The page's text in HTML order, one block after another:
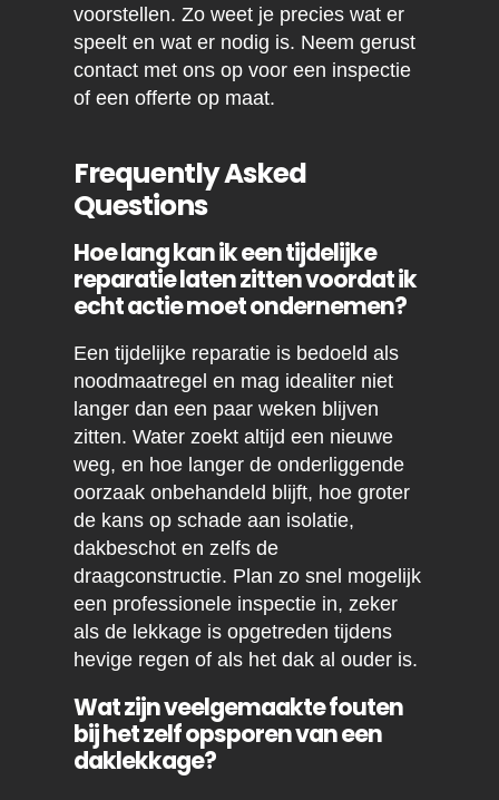
voorstellen. Zo weet je precies wat er
speelt en wat er nodig is. Neem gerust
contact met ons op voor een inspectie
of een offerte op maat.
Frequently Asked
Questions
Hoe lang kan ik een tijdelijke
reparatie laten zitten voordat ik
echt actie moet ondernemen?
Een tijdelijke reparatie is bedoeld als
noodmaatregel en mag idealiter niet
langer dan een paar weken blijven
zitten. Water zoekt altijd een nieuwe
weg, en hoe langer de onderliggende
oorzaak onbehandeld blijft, hoe groter
de kans op schade aan isolatie,
dakbeschot en zelfs de
draagconstructie. Plan zo snel mogelijk
een professionele inspectie in, zeker
als de lekkage is opgetreden tijdens
hevige regen of als het dak al ouder is.
Wat zijn veelgemaakte fouten
bij het zelf opsporen van een
daklekkage?